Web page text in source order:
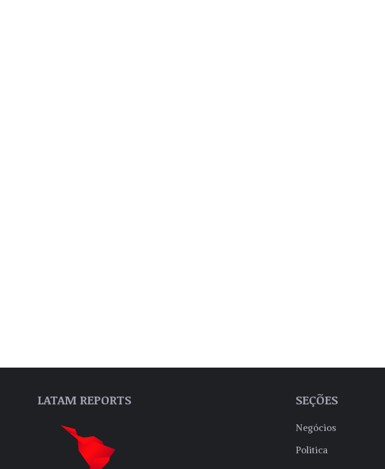
LATAM REPORTS SEÇÕES
Negócios
Politica